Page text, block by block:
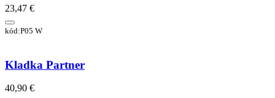
23,47 €
kód:P05 W
Kladka Partner
40,90 €